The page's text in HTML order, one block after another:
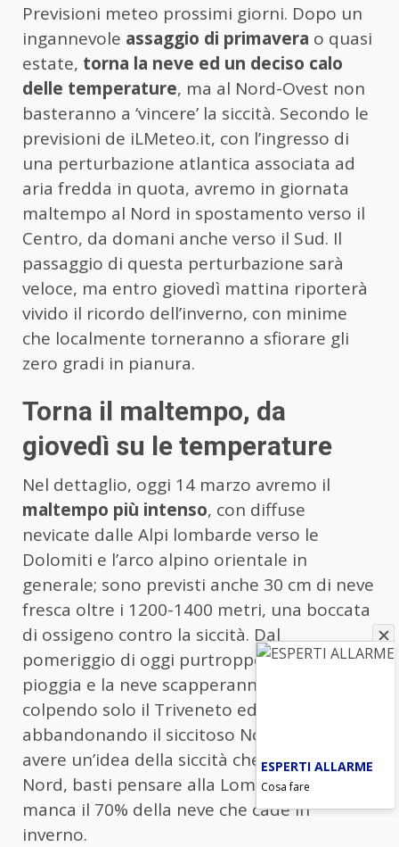
Previsioni meteo prossimi giorni. Dopo un
ingannevole assaggio di primavera o quasi
estate, torna la neve ed un deciso calo
delle temperature, ma al Nord-Ovest non
basteranno a ‘vincere’ la siccità. Secondo le
previsioni de iLMeteo.it, con l’ingresso di
una perturbazione atlantica associata ad
aria fredda in quota, avremo in giornata
maltempo al Nord in spostamento verso il
Centro, da domani anche verso il Sud. Il
passaggio di questa perturbazione sarà
veloce, ma entro giovedì mattina riporterà
vivido il ricordo dell’inverno, con minime
che localmente torneranno a sfiorare gli
zero gradi in pianura.
Torna il maltempo, da
giovedì su le temperature
Nel dettaglio, oggi 14 marzo avremo il
maltempo più intenso, con diffuse
nevicate dalle Alpi lombarde verso le
Dolomiti e l’arco alpino orientale in
generale; sono previsti anche 30 cm di neve
fresca oltre i 1200-1400 metri, una boccata
di ossigeno contro la siccità. Dal
pomeriggio di oggi purtroppo, però, la
pioggia e la neve scapperanno verso Est,
colpendo solo il Triveneto ed
abbandonando il siccitoso Nord-Ovest Per
avere un’idea della siccità che ha colpito il
Nord, basti pensare alla Lombardia, dove
manca il 70% della neve che cade in
inverno.
ESPERTI ALLARME
Cosa fare